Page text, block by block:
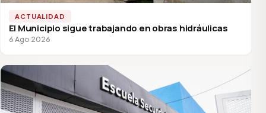
ACTUALIDAD
El Municipio sigue trabajando en obras hidráulicas
6 Ago 2026